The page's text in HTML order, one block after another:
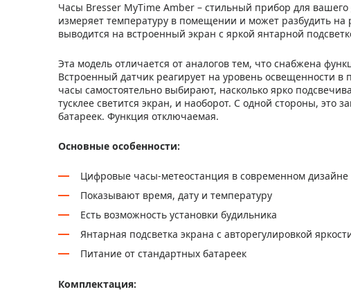
Часы Bresser MyTime Amber – стильный прибор для
измеряет температуру в помещении и может разбудить
выводится на встроенный экран с яркой янтарной
Эта модель отличается от аналогов тем, что снабжена
Встроенный датчик реагирует на уровень освещенности
часы самостоятельно выбирают, насколько ярко
тусклее светится экран, и наоборот. С одной стороны, это
батареек. Функция отключаемая.
Основные особенности:
Цифровые часы-метеостанция в современном дизайне
Показывают время, дату и температуру
Есть возможность установки будильника
Янтарная подсветка экрана с авторегулировкой
Питание от стандартных батареек
Комплектация: